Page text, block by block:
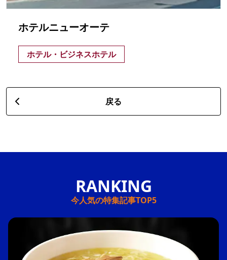
ホテルニューオーテ
ホテル・ビジネスホテル
戻る
今人気の特集記事TOP5